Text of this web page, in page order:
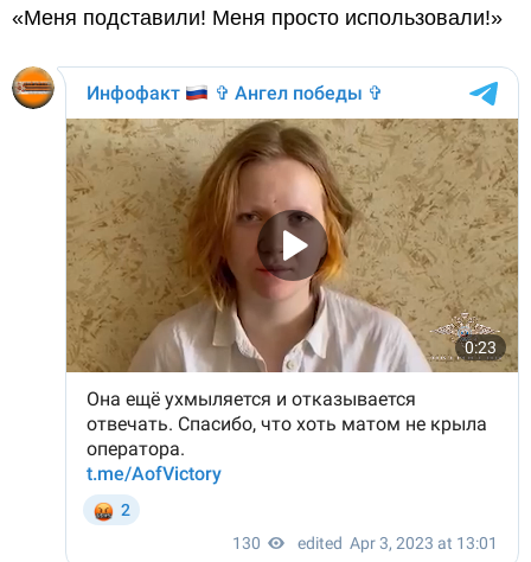
«Меня подставили! Меня просто использовали!»